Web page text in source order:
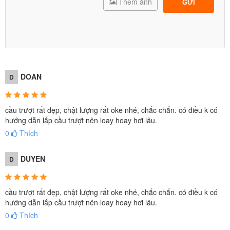
Phát triển thể chất toàn diện: Các hoạt động leo trèo, trượt
tiếp và hợp tác khi chơi cùng bạn bè tại khu vực cầu trượt liên
Khuyến khích tư duy sáng tạo
dạng khơi gợi trí tưởng tượng và sự sáng tạo của trẻ.
Sự lựa chọn không thể thiếu cho mọi khu vui chơi
Hiện nay,cầu trượt liên hoàn ngoài trờicủa BBT Global
đã trở thành lựa chọn phổ biến tại cáckhu vui chơi công
cộng, trường học, khu dân cư và khu nghỉ dưỡng cao
cấp
không chỉ mang đến niềm vui mà còn tạo nên điểm nhấn
hấp dẫn cho không gian vui chơi.
Cam kết từ BBT Global
Sản phẩm chính hãng nhập khẩu Châu Âu - CE
Bảo hành 2 năm, bảo trì trọn đời, hỗ trợ lắp đặt toàn
GỬI
D DOAN
cầu trượt rất đẹp, chật lượng rất oke nhé, chắc chắn. có điều k có
hướng dẫn lắp cầu trượt nên loay hoay hơi lâu.
0
Thích
D DUYEN
cầu trượt rất đẹp, chật lượng rất oke nhé, chắc chắn. có điều k có
hướng dẫn lắp cầu trượt nên loay hoay hơi lâu.
0
Thích